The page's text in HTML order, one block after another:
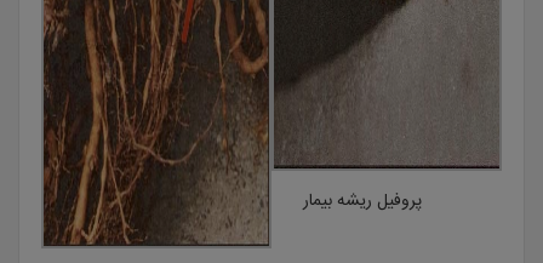
پروفیل ریشه بیمار